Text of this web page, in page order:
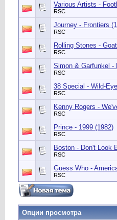
Various Artists -
RSC
Journey - Frontiers
RSC
Rolling Stones -
RSC
Simon & Garfunkel -
RSC
38 Special - Wild-
RSC
Kenny Rogers -
RSC
Prince - 1999 (1982)
RSC
Boston - Don't Look
RSC
Guess Who -
RSC
Опции просмотра